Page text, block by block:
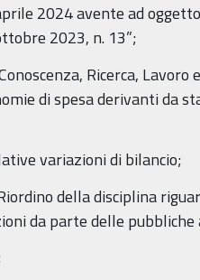
2024 avente ad
2023, n. 13”;
Ricerca,
di spesa derivanti da
variazioni di bilancio;
della disciplina
da parte delle pubbliche